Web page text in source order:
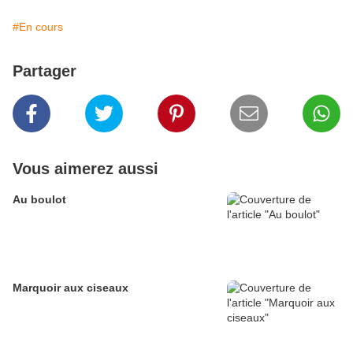
#En cours
Partager
Vous aimerez aussi
Au boulot
Marquoir aux ciseaux